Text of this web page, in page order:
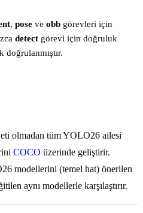
, pose ve obb görevleri için
detect görevi için doğruluk
olmadan tüm YOLO26 ailesi
COCO üzerinde geliştirir.
modellerini (temel hat) önerilen
aynı modellerle karşılaştırır.